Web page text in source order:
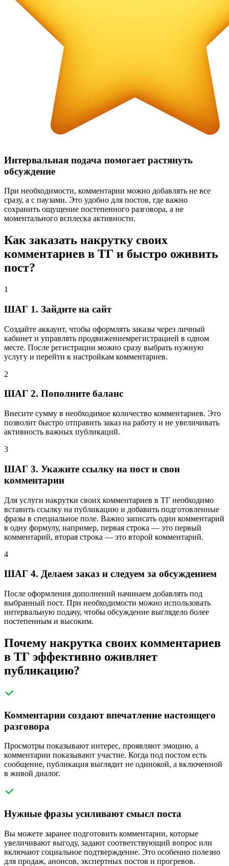
Интервальная подача помогает растянуть
обсуждение
При необходимости, комментарии можно добавлять не все
сразу, а с паузами. Это удобно для постов, где важно
сохранить ощущение постепенного разговора, а не
моментального всплеска активности.
Как заказать накрутку своих
комментариев в ТГ и быстро оживить
пост?
1
ШАГ 1. Зайдите на сайт
Создайте аккаунт, чтобы оформлять заказы через личный
кабинет и управлять продвижениемрегистрацией в одном
месте. После регистрации можно сразу выбрать нужную
услугу и перейти к настройкам комментариев.
2
ШАГ 2. Пополните баланс
Внесите сумму в необходимое количество комментариев. Это
позволит быстро отправить заказ на работу и не увеличивать
активность важных публикаций.
3
ШАГ 3. Укажите ссылку на пост и свои
комментарии
Для услуги накрутки своих комментариев в ТГ необходимо
вставить ссылку на публикацию и добавить подготовленные
фразы в специальное поле. Важно записать один комментарий
в одну формулу, например, первая строка — это первый
комментарий, вторая строка — это второй комментарий.
4
ШАГ 4. Делаем заказ и следуем за обсуждением
После оформления дополнений начинаем добавлять под
выбранный пост. При необходимости можно использовать
интервальную подачу, чтобы обсуждение выглядело более
постепенным и высоким.
Почему накрутка своих комментариев
в ТГ эффективно оживляет
публикацию?
Комментарии создают впечатление настоящего
разговора
Просмотры показывают интерес, проявляют эмоцию, а
комментарии показывают участие. Когда под постом есть
сообщение, публикация выглядит не одинокой, а включенной
в живой диалог.
Нужные фразы усиливают смысл поста
Вы можете заранее подготовить комментарии, которые
увеличивают выгоду, задают соответствующий вопрос или
включают социальное подтверждение. Это особенно полезно
для продаж, анонсов, экспертных постов и прогревов.